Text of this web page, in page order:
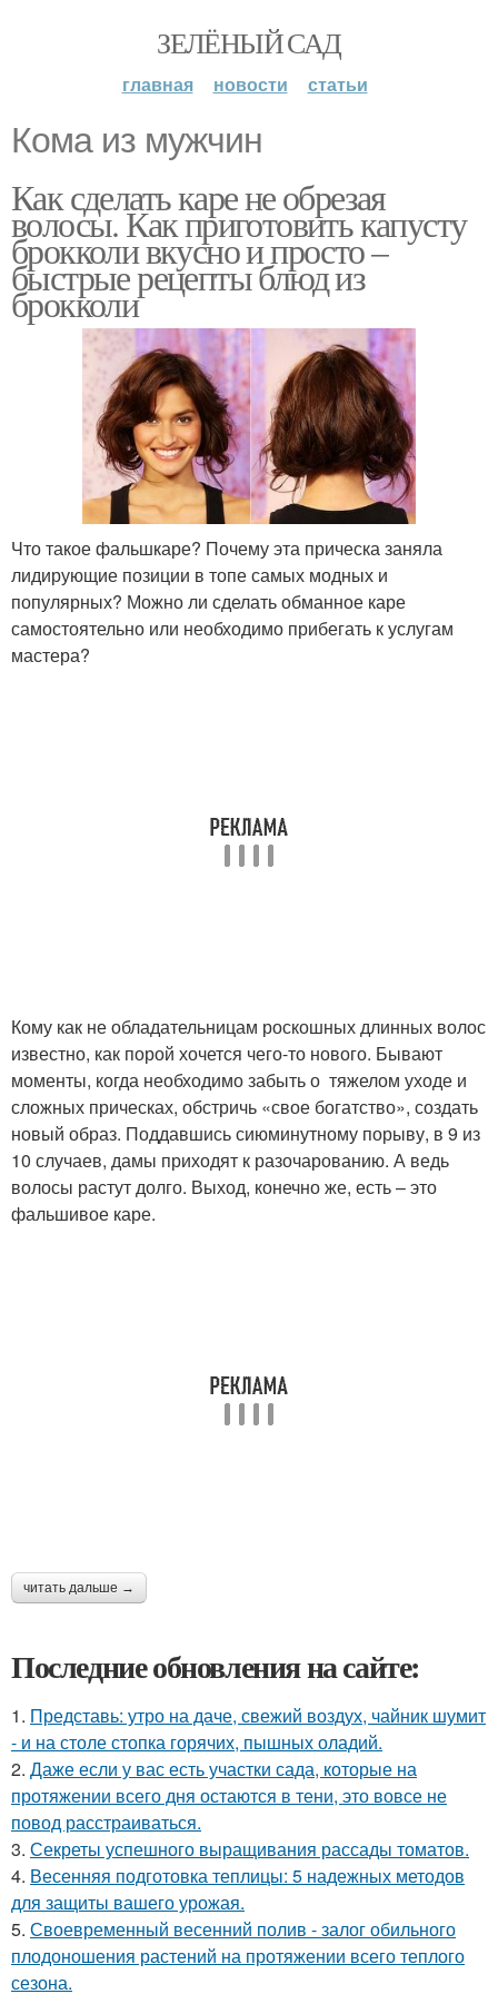
ЗЕЛЁНЫЙ САД
главная новости статьи
Кома из мужчин
Как сделать каре не обрезая
волосы. Как приготовить капусту
брокколи вкусно и просто –
быстрые рецепты блюд из
брокколи
Что такое фальшкаре? Почему эта прическа заняла
лидирующие позиции в топе самых модных и
популярных? Можно ли сделать обманное каре
самостоятельно или необходимо прибегать к услугам
мастера?
Кому как не обладательницам роскошных длинных волос
известно, как порой хочется чего-то нового. Бывают
моменты, когда необходимо забыть о тяжелом уходе и
сложных прическах, обстричь «свое богатство», создать
новый образ. Поддавшись сиюминутному порыву, в 9 из
10 случаев, дамы приходят к разочарованию. А ведь
волосы растут долго. Выход, конечно же, есть – это
фальшивое каре.
читать дальше →
Последние обновления на сайте:
1. Представь: утро на даче, свежий воздух, чайник шумит
- и на столе стопка горячих, пышных оладий.
2. Даже если у вас есть участки сада, которые на
протяжении всего дня остаются в тени, это вовсе не
повод расстраиваться.
3. Секреты успешного выращивания рассады томатов.
4. Весенняя подготовка теплицы: 5 надежных методов
для защиты вашего урожая.
5. Своевременный весенний полив - залог обильного
плодоношения растений на протяжении всего теплого
сезона.